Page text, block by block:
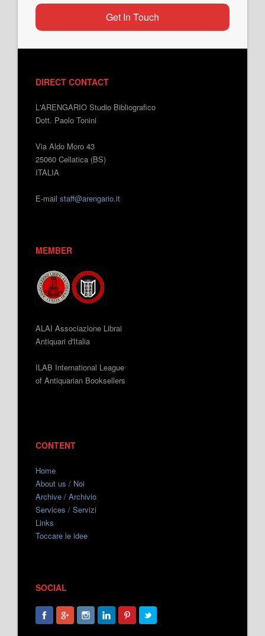
Get In Touch
DIRECT CONTACT
L'ARENGARIO Studio Bibliografico
Dott. Paolo Tonini
Via Aldo Moro 43
25060 Cellatica (BS)
ITALIA
E-mail staff@arengario.it
MEMBER
ALAI Associazione Librai
Antiquari d'Italia
ILAB International League
of Antiquarian Booksellers
CONTENT
Home
About us / Noi
Archive / Archivio
Services / Servizi
Links
Toccare le idee
SOCIAL